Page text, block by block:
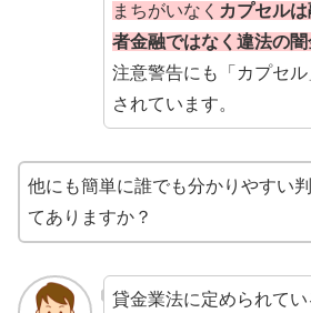
まちがいなく カプセル
者金融ではなく違法の闇
注意警告にも「カプセ
されています。
他にも簡単に誰でも分かりやすい
てありますか？
貸金業法に定められてい